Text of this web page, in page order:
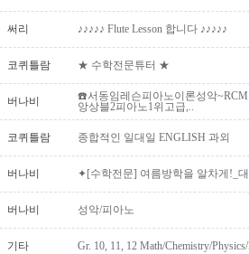
써리 ♪♪♪♪♪ Flute Lesson 합니다 ♪♪♪♪♪
코퀴틀람 ★ 수학전문튜터 ★
버나비
☎️서동임레슨피아노이론성악
앙상블2피아노1위고급,..
코퀴틀람 종합적인 일대일 ENGLISH 과외
버나비 ✦[수학전문] 여름방학을 알차게!_
버나비 성악/피아노
기타 Gr. 10, 11, 12 Math/Chemistry/